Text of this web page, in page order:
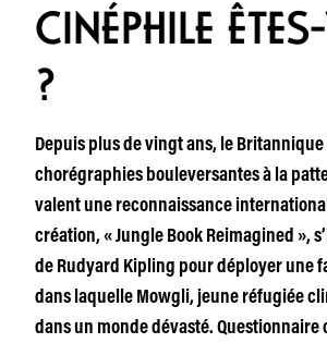
CINÉPHILE
?
Depuis plus de vingt ans, le Britannique
chorégraphies bouleversantes à la
valent une reconnaissance
création, « Jungle Book Reimagined »,
de Rudyard Kipling pour déployer une
dans laquelle Mowgli, jeune réfugiée
dans un monde dévasté. Questionnaire